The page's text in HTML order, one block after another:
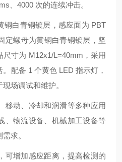
、4000 次的连续冲击。
铜白青铜镀层，感应面为 PBT
定螺母为黄铜白青铜镀层，坚
寸为 M12x1/L=40mm，采用
配备 1 个黄色 LED 指示灯，
场调试和维护。
移动、冷却和润滑等多种应用
、物流设备、机械加工设备等
求。
可增加感应距离，提高检测的